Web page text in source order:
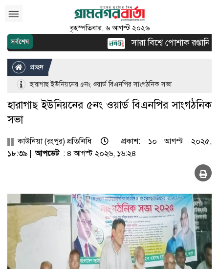
বৃহস্পতিবার, ৬ আগস্ট ২০২৬
সর্বশেষ সারা বিশ্বে পোশাক রপ্তানিতে
প্রচ্ছদ
হারাগাছ ইউনিয়নের ৫নং ওয়ার্ড বিএনপির সাংগঠনিক সভা
হারাগাছ ইউনিয়নের ৫নং ওয়ার্ড বিএনপির সাংগঠনিক
সভা
কাউনিয়া (রংপুর) প্রতিনিধি
প্রকাশ: ১০ আগস্ট ২০২৫,
১৮:৩৯ |আপডেট: ৪ আগস্ট ২০২৬, ১৬:২৪